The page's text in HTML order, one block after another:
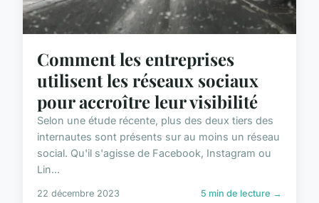
Comment les entreprises
utilisent les réseaux sociaux
pour accroître leur visibilité
Selon une étude récente, plus des deux tiers des
internautes sont présents sur au moins un réseau
social. Qu'il s'agisse de Facebook, Instagram ou
Lin...
22 décembre 2023 5 min de lecture →